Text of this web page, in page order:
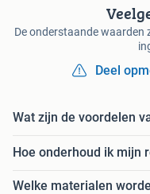
De onderstaande waarden
Deel
Wat zijn de voordelen
Hoe onderhoud ik mijn
Welke materialen